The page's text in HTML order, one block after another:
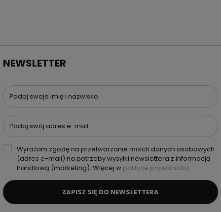
NEWSLETTER
Podaj swoje imię i nazwisko
Podaj swój adres e-mail
Wyrażam zgodę na przetwarzanie moich danych osobowych
(adres e-mail) na potrzeby wysyłki newslettera z informacją
handlową (marketing). Więcej w polityce prywatności.
ZAPISZ SIĘ DO NEWSLETTERA